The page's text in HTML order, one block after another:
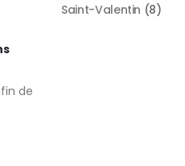
de
Saint-Valentin (8)